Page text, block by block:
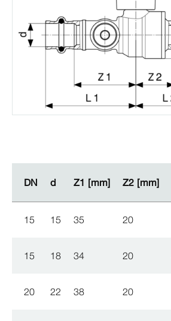
DN d Z1 [mm] Z2 [mm]
DN d Z1 [mm] Z2 [mm]
15 15 35 20
15 18 34 20
20 22 38 20